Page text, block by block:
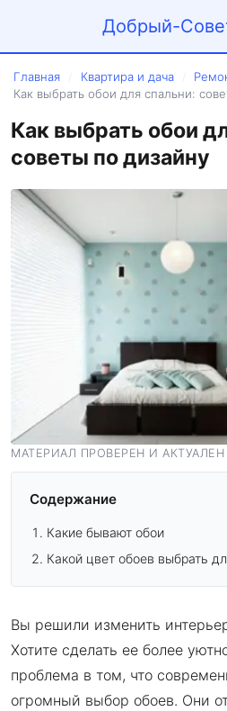
Добрый-
Главная Квартира и дача
Как выбрать обои для спальни:
Как выбрать обои
советы по дизайну
МАТЕРИАЛ ПРОВЕРЕН И АКТУАЛЕН
Содержание
Какие бывают обои
Какой цвет обоев выбрать
Вы решили изменить
Хотите сделать ее более
проблема в том, что
огромный выбор обоев. Они